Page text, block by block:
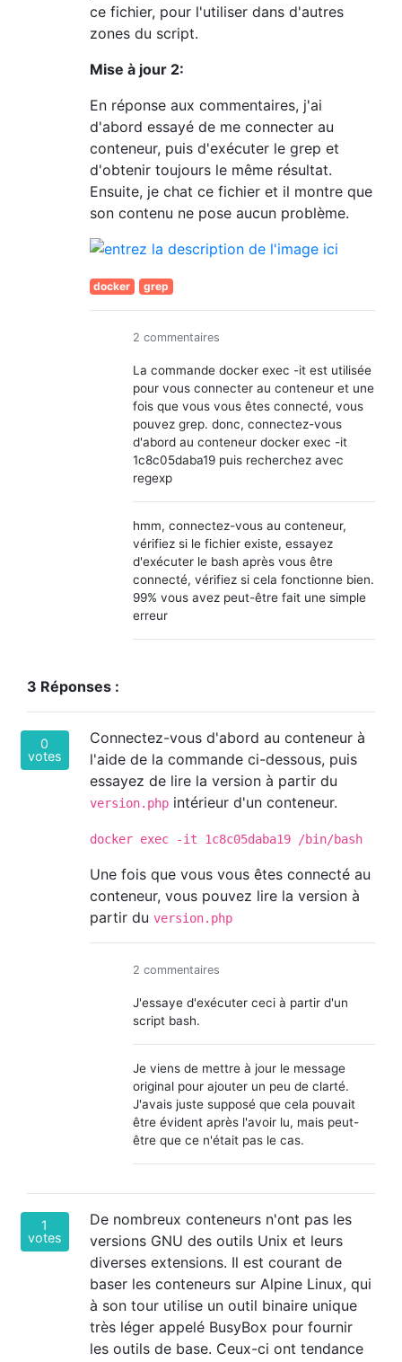
ce fichier, pour l'utiliser dans d'autres
zones du script.
Mise à jour 2:
En réponse aux commentaires, j'ai
d'abord essayé de me connecter au
conteneur, puis d'exécuter le grep et
d'obtenir toujours le même résultat.
Ensuite, je chat ce fichier et il montre que
son contenu ne pose aucun problème.
docker grep
2 commentaires
La commande docker exec -it est utilisée
pour vous connecter au conteneur et une
fois que vous vous êtes connecté, vous
pouvez grep. donc, connectez-vous
d'abord au conteneur docker exec -it
1c8c05daba19 puis recherchez avec
regexp
hmm, connectez-vous au conteneur,
vérifiez si le fichier existe, essayez
d'exécuter le bash après vous être
connecté, vérifiez si cela fonctionne bien.
99% vous avez peut-être fait une simple
erreur
3 Réponses :
0
votes
Connectez-vous d'abord au conteneur à
l'aide de la commande ci-dessous, puis
essayez de lire la version à partir du
version.phpintérieur d'un conteneur.
docker exec -it 1c8c05daba19 /bin/bash
Une fois que vous vous êtes connecté au
conteneur, vous pouvez lire la version à
partir du version.php
2 commentaires
J'essaye d'exécuter ceci à partir d'un
script bash.
Je viens de mettre à jour le message
original pour ajouter un peu de clarté.
J'avais juste supposé que cela pouvait
être évident après l'avoir lu, mais peut-
être que ce n'était pas le cas.
1
votes
De nombreux conteneurs n'ont pas les
versions GNU des outils Unix et leurs
diverses extensions. Il est courant de
baser les conteneurs sur Alpine Linux, qui
à son tour utilise un outil binaire unique
très léger appelé BusyBox pour fournir
les outils de base. Ceux-ci ont tendance